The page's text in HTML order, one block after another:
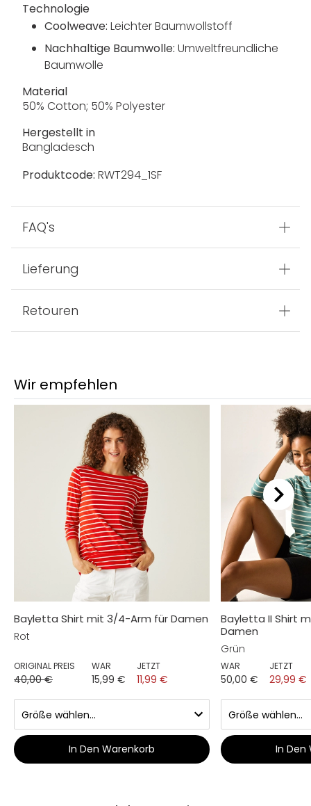
Technologie
Coolweave: Leichter Baumwollstoff
Nachhaltige Baumwolle: Umweltfreundliche
Baumwolle
Material
50% Cotton; 50% Polyester
Hergestellt in
Bangladesch
Produktcode: RWT294_1SF
FAQ's
Lieferung
Retouren
Wir empfehlen
Bayletta Shirt mit 3/4-Arm für Damen
Rot
ORIGINAL PREIS
40,00 €
WAR
15,99 €
JETZT
11,99 €
In Den Warenkorb
Bayletta II Shirt
Damen
Grün
WAR
50,00 €
JETZT
29,99 €
In Den